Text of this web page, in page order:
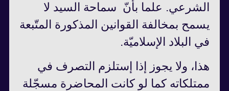
الشرعي.‏ علما بأنّ سماحة السيد لا
يسمح بمخالفة القوانين المذكورة المتّبعة
في البلاد الإسلاميّة.
هذا، ولا يجوز إذا إستلزم التصرف في
ممتلكاته كما لو كانت المحاضرة مسجّلة